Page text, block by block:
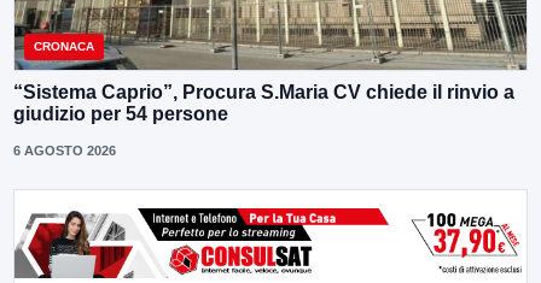
CRONACA
“Sistema Caprio”, Procura S.Maria CV chiede il rinvio a
giudizio per 54 persone
6 AGOSTO 2026